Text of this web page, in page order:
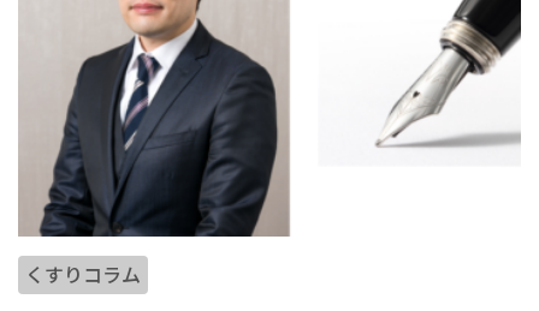
くすりコラム